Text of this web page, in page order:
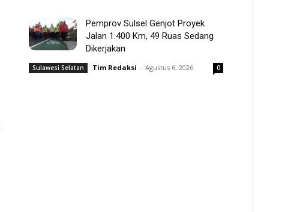
Pemprov Sulsel Genjot Proyek
Jalan 1.400 Km, 49 Ruas Sedang
Dikerjakan
Sulawesi Selatan Tim Redaksi - Agustus 6, 2026 0